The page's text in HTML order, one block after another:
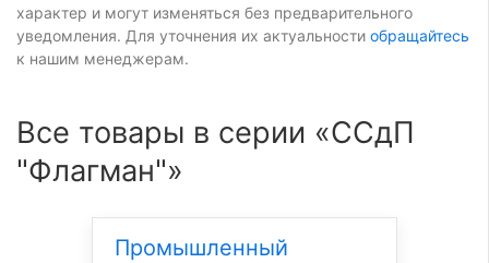
характер и могут изменяться без предварительного
уведомления. Для уточнения их актуальности обращайтесь
к нашим менеджерам.
Все товары в серии «ССдП
"Флагман"»
Промышленный